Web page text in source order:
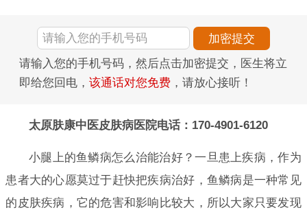
请输入您的手机号码，然后点击加密提交，医生将立
即给您回电， 该通话对您免费 ，请放心接听！
太原肤康中医皮肤病医院电话：170-4901-6120
小腿上的鱼鳞病怎么治能治好？一旦患上疾病，作为
患者大的心愿莫过于赶快把疾病治好，鱼鳞病是一种常见
的皮肤疾病，它的危害和影响比较大，所以大家只要发现